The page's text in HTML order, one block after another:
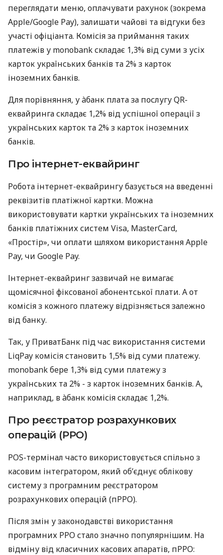
переглядати меню, оплачувати рахунок (зокрема
Apple/Google Pay), залишати чайові та відгуки без
участі офіціанта. Комісія за приймання таких
платежів у monobank складає 1,3% від суми з усіх
карток українських банків та 2% з карток
іноземних банків.
Для порівняння, у àбанк плата за послугу QR-
еквайринга складає 1,2% від успішної операції з
українських карток та 2% з карток іноземних
банків.
Про інтернет-еквайринг
Робота інтернет-еквайрингу базується на введенні
реквізитів платіжної картки. Можна
використовувати картки українських та іноземних
банків платіжних систем Visa, MasterCard,
«Простір», чи оплати шляхом використання Apple
Pay, чи Google Pay.
Інтернет-еквайринг зазвичай не вимагає
щомісячної фіксованої абонентської плати. А от
комісія з кожного платежу відрізняється залежно
від банку.
Так, у ПриватБанк під час використання системи
LiqPay комісія становить 1,5% від суми платежу.
monobank бере 1,3% від суми платежу з
українських та 2% - з карток іноземних банків. А,
наприклад, в àбанк комісія складає 1,2%.
Про реєстратор розрахункових
операцій (РРО)
POS-термінал часто використовується спільно з
касовим інтегратором, який об’єднує облікову
систему з програмним реєстратором
розрахункових операцій (пРРО).
Після змін у законодавстві використання
програмних РРО стало значно популярнішим. На
відміну від класичних касових апаратів, пРРО: